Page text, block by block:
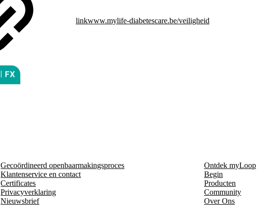
linkwww.mylife-diabetescare.be/veiligheid
Gecoördineerd openbaarmakingsproces
Klantenservice en contact
Certificates
Privacyverklaring
Nieuwsbrief
Ontdek myLoop
Begin
Producten
Community
Over Ons